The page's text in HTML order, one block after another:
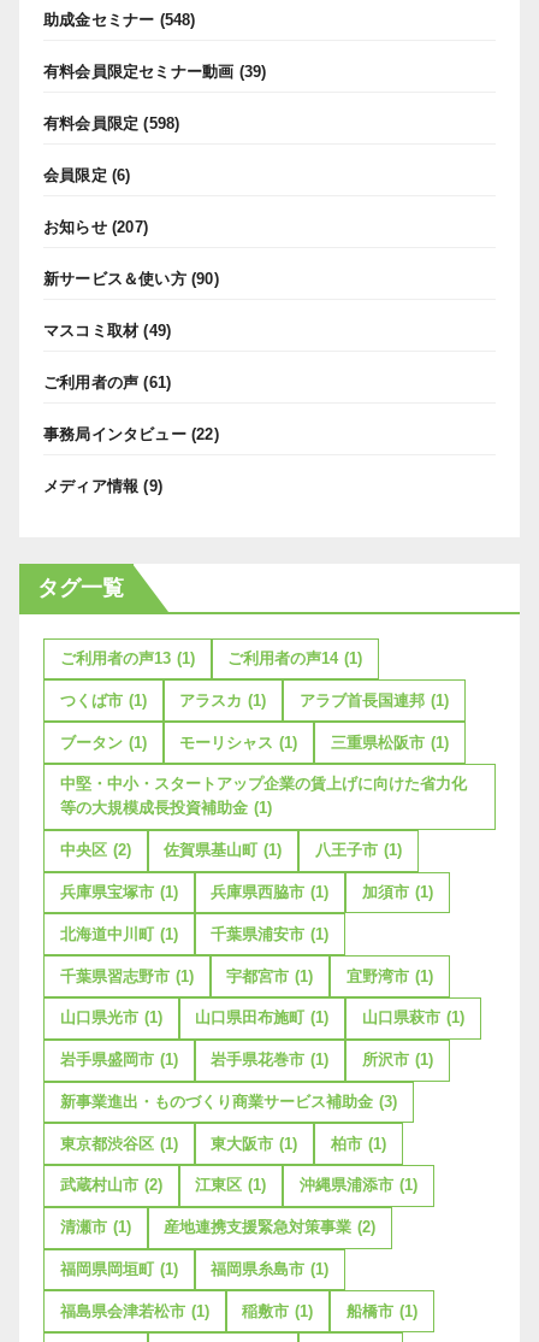
助成金セミナー (548)
有料会員限定セミナー動画 (39)
有料会員限定 (598)
会員限定 (6)
お知らせ(207)
新サービス＆使い方(90)
マスコミ取材 (49)
ご利用者の声 (61)
事務局インタビュー(22)
メディア情報 (9)
タグ一覧
ご利用者の声13 (1) ご利用者の声14 (1)
つくば市 (1) アラスカ (1) アラブ首長国連邦 (1)
ブータン (1) モーリシャス (1) 三重県松阪市 (1)
中堅・中小・スタートアップ企業の賃上げに向けた省力化
等の大規模成長投資補助金 (1)
中央区 (2) 佐賀県基山町 (1) 八王子市 (1)
兵庫県宝塚市 (1) 兵庫県西脇市 (1) 加須市 (1)
北海道中川町 (1) 千葉県浦安市 (1)
千葉県習志野市 (1) 宇都宮市 (1) 宜野湾市 (1)
山口県光市 (1) 山口県田布施町 (1) 山口県萩市 (1)
岩手県盛岡市 (1) 岩手県花巻市 (1) 所沢市 (1)
新事業進出・ものづくり商業サービス補助金 (3)
東京都渋谷区 (1) 東大阪市 (1) 柏市 (1)
武蔵村山市 (2) 江東区 (1) 沖縄県浦添市 (1)
清瀬市 (1) 産地連携支援緊急対策事業 (2)
福岡県岡垣町 (1) 福岡県糸島市 (1)
福島県会津若松市 (1) 稲敷市 (1) 船橋市 (1)